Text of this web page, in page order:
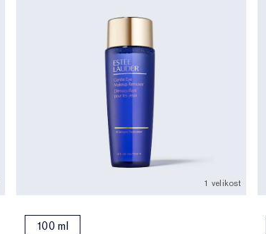
1 velikost
100 ml